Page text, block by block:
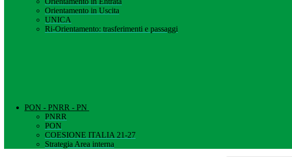
Orientamento in Uscita
UNICA
Ri-Orientamento: trasferimenti e passaggi
PON - PNRR - PN
PNRR
PON
COESIONE ITALIA 21-27
Strategia Area interna